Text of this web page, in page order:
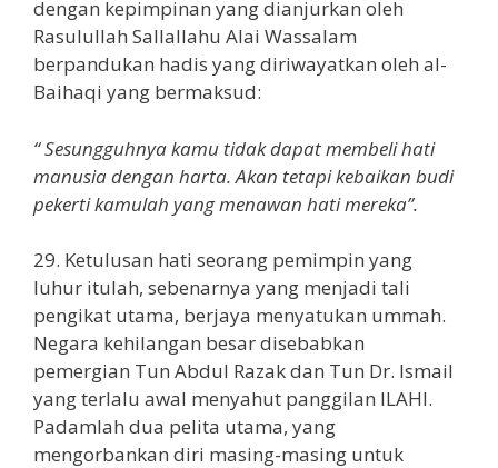
dengan kepimpinan yang dianjurkan oleh
Rasulullah Sallallahu Alai Wassalam
berpandukan hadis yang diriwayatkan oleh al-
Baihaqi yang bermaksud:
“ Sesungguhnya kamu tidak dapat membeli hati
manusia dengan harta. Akan tetapi kebaikan budi
pekerti kamulah yang menawan hati mereka”.
29. Ketulusan hati seorang pemimpin yang
luhur itulah, sebenarnya yang menjadi tali
pengikat utama, berjaya menyatukan ummah.
Negara kehilangan besar disebabkan
pemergian Tun Abdul Razak dan Tun Dr. Ismail
yang terlalu awal menyahut panggilan ILAHI.
Padamlah dua pelita utama, yang
mengorbankan diri masing-masing untuk